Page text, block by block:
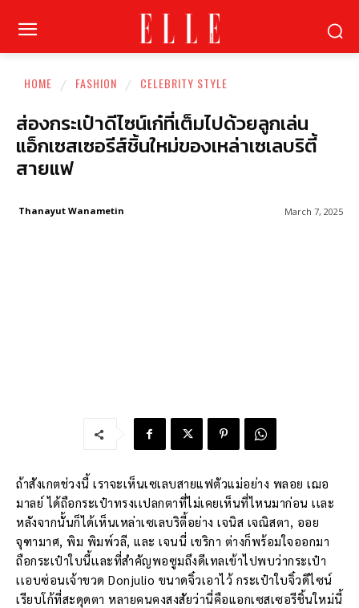
HOME FASHION CELEBRITY STYLE
ส่องกระเป๋าดีไซน์เก๋ที่เต็มไปด้วยลูกเล่น
แอ็กเซสเซอรีส์ชิ้นใหม่ของเหล่าเซเลบริตี้
สายแฟ
March 7, 2025
Thanayut Wanametin
ถ้าสังเกตช่วงนี้ เราจะเห็นเซเลบสายแฟตัวแม่อย่าง พลอย เฌอ
มาลย์ ได้ถือกระเป๋าทรงเเปลกตาที่ไม่เคยเห็นที่ไหนมาก่อน เเละ
หลังจากนั้นก็ได้เห็นเหล่าเซเลบริตี้อย่าง เจนิส เจณิสตา, ออย
จุฑามาศ, พิม พิมพ์วลี, และ เจนนี่ เขริกา ต่างก็พร้อมใจออกมา
ถือกระเป๋าใบนี้เเละที่สำคัญพอซูมถึงดีเทลเข้าไปพบว่ากระเป๋า
เเอบซ่อนเจ้าขวด Donjulio ขนาดจิ๋วเอาไว้ กระเป๋าใบจิ๋วดีไซน์
เรียบโก้ที่สะดุดตา หลายคนคงสงสัยว่านี่คือแอกเซสเซอรีชิ้นใหม่นี้